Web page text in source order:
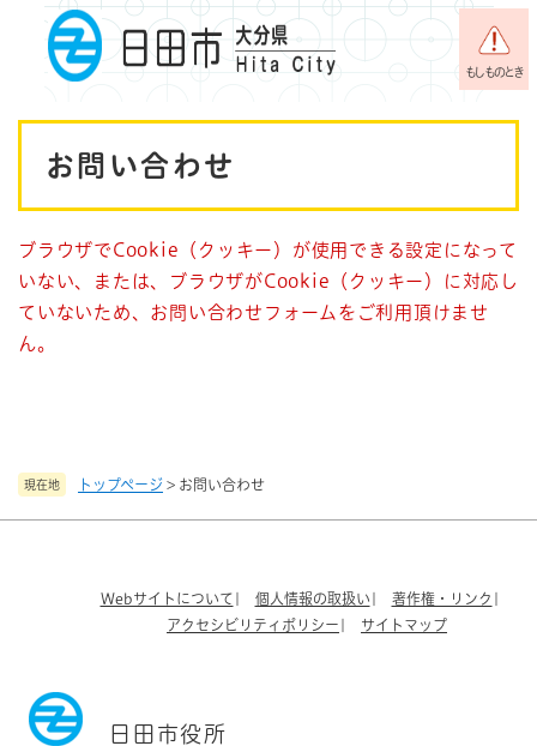
メニューを飛ばして本文へ
もしものとき
現在地 トップページ > お問い合わせ
お問い合わせ
ブラウザでCookie（クッキー）が使用できる設定になって
いない、または、ブラウザがCookie（クッキー）に対応し
ていないため、お問い合わせフォームをご利用頂けませ
ん。
Webサイトについて 個人情報の取扱い
著作権・リンク
アクセシビリティポリシー
サイトマップ
日田市役所